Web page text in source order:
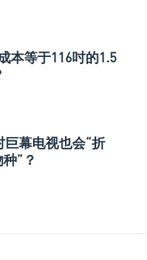
本等于116吋的1.5
巨幕电视也会“折
”？